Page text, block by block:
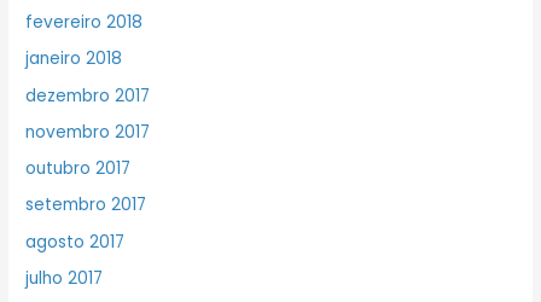
fevereiro 2018
janeiro 2018
dezembro 2017
novembro 2017
outubro 2017
setembro 2017
agosto 2017
julho 2017